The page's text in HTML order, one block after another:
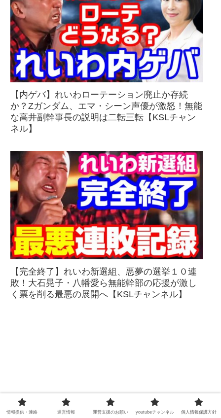
【内ゲバ】れいわローテーション廃止か存続
か？Zガンダム、エマ・シーン声優が激怒！無能
な高井副幹事長の説明は二転三転【KSLチャン
ネル】
【完全終了】れいわ新選組、悪夢の選挙１０連
敗！大石晃子・八幡愛ら無能幹部の応援が激し
く票を削る最悪の展開へ【KSLチャンネル】
情報提供・連絡 運営情報 運営支援のお願い youtubeチャンネル 個人情報保護方針